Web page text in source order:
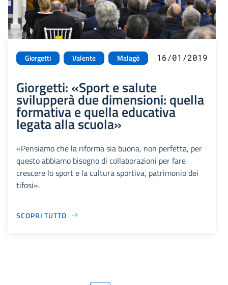
Giorgetti Valente Malagò 16/01/2019
Giorgetti: «Sport e salute
svilupperà due dimensioni: quella
formativa e quella educativa
legata alla scuola»
«Pensiamo che la riforma sia buona, non perfetta, per
questo abbiamo bisogno di collaborazioni per fare
crescere lo sport e la cultura sportiva, patrimonio dei
tifosi».
SCOPRI TUTTO